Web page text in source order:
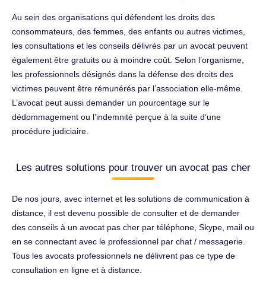
Au sein des organisations qui défendent les droits des
consommateurs, des femmes, des enfants ou autres victimes,
les consultations et les conseils délivrés par un avocat peuvent
également être gratuits ou à moindre coût. Selon l’organisme,
les professionnels désignés dans la défense des droits des
victimes peuvent être rémunérés par l’association elle-même.
L’avocat peut aussi demander un pourcentage sur le
dédommagement ou l’indemnité perçue à la suite d’une
procédure judiciaire.
Les autres solutions pour trouver un avocat pas cher
De nos jours, avec internet et les solutions de communication à
distance, il est devenu possible de consulter et de demander
des conseils à un avocat pas cher par téléphone, Skype, mail ou
en se connectant avec le professionnel par chat / messagerie.
Tous les avocats professionnels ne délivrent pas ce type de
consultation en ligne et à distance.